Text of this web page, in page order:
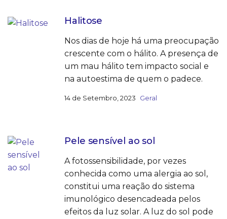
Halitose
Nos dias de hoje há uma preocupação
crescente com o hálito. A presença de
um mau hálito tem impacto social e
na autoestima de quem o padece.
14 de Setembro, 2023 Geral
Pele sensível ao sol
A fotossensibilidade, por vezes
conhecida como uma alergia ao sol,
constitui uma reação do sistema
imunológico desencadeada pelos
efeitos da luz solar. A luz do sol pode